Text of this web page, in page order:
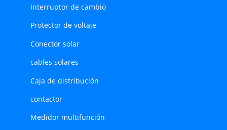
Interruptor de cambio
Protector de voltaje
Conector solar
cables solares
Caja de distribución
contactor
Medidor multifunción